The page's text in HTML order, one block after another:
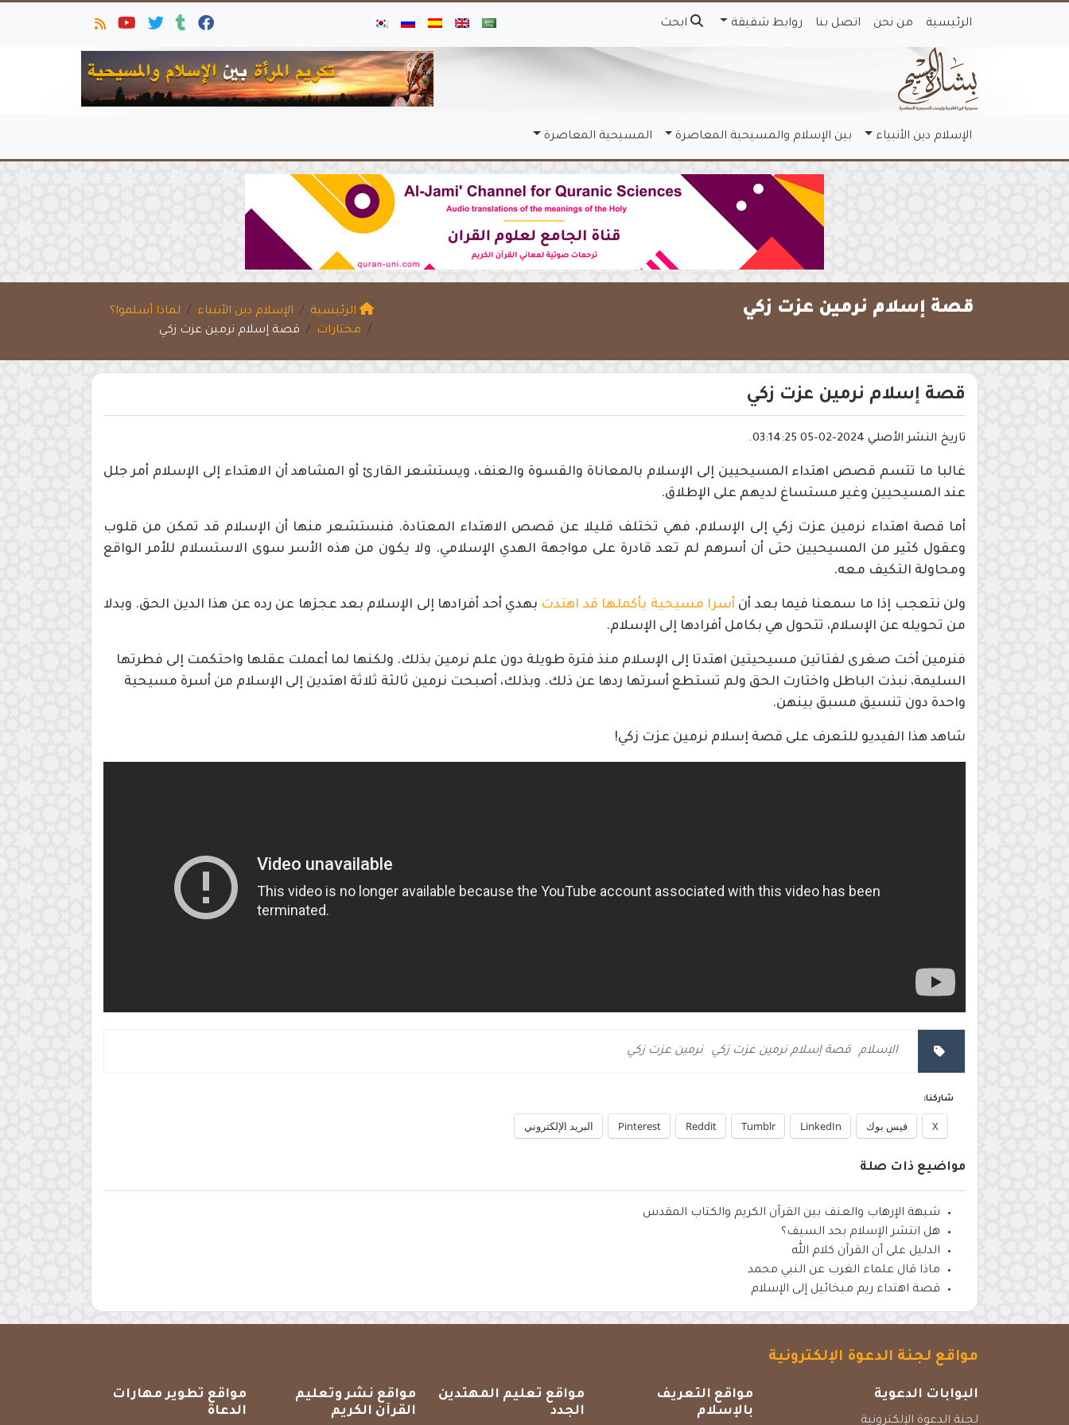
الرئيسية من نحن اتصل بنا روابط شقيقة ابحث
الإسلام دين الأنبياء بين الإسلام والمسيحية المعاصرة المسيحية المعاصرة
قصة إسلام نرمين عزت زكي الرئيسية الإسلام دين الأنبياء
لماذا أسلموا؟
مختارات
قصة إسلام نرمين عزت زكي
قصة إسلام نرمين عزت زكي
تاريخ النشر الأصلي 2024-02-05 03:14:25.
غالبا ما تتسم قصص اهتداء المسيحيين إلى الإسلام بالمعاناة والقسوة والعنف، ويستشعر القارئ أو المشاهد أن الاهتداء إلى الإسلام أمر جلل
عند المسيحيين وغير مستساغ لديهم على الإطلاق.
أما قصة اهتداء نرمين عزت زكي إلى الإسلام، فهي تختلف قليلا عن قصص الاهتداء المعتادة. فنستشعر منها أن الإسلام قد تمكن من قلوب
وعقول كثير من المسيحيين حتى أن أسرهم لم تعد قادرة على مواجهة الهدي الإسلامي. ولا يكون من هذه الأسر سوى الاستسلام للأمر الواقع
ومحاولة التكيف معه.
ولن نتعجب إذا ما سمعنا فيما بعد أن أسرا مسيحية بأكملها قد اهتدت بهدي أحد أفرادها إلى الإسلام بعد عجزها عن رده عن هذا الدين الحق. وبدلا
من تحويله عن الإسلام، تتحول هي بكامل أفرادها إلى الإسلام.
فنرمين أخت صغرى لفتاتين مسيحيتين اهتدتا إلى الإسلام منذ فترة طويلة دون علم نرمين بذلك. ولكنها لما أعملت عقلها واحتكمت إلى فطرتها
السليمة، نبذت الباطل واختارت الحق ولم تستطع أسرتها ردها عن ذلك. وبذلك، أصبحت نرمين ثالثة ثلاثة اهتدين إلى الإسلام من أسرة مسيحية
واحدة دون تنسيق مسبق بينهن.
شاهد هذا الفيديو للتعرف على قصة إسلام نرمين عزت زكي!
الإسلام قصة إسلام نرمين عزت زكي نرمين عزت زكي
شاركنا:
X فيس بوك LinkedIn
Tumblr
Reddit
Pinterest البريد الإلكتروني
مواضيع ذات صلة
شبهة الإرهاب والعنف بين القرآن الكريم والكتاب المقدس
هل انتشر الإسلام بحد السيف؟
الدليل على أن القرآن كلام الله
ماذا قال علماء الغرب عن النبي محمد
قصة اهتداء ريم ميخائيل إلى الإسلام
مواقع لجنة الدعوة الإلكترونية
البوابات الدعوية
لجنة الدعوة الإلكترونية
مواقع التعريف
بالإسلام
مواقع تعليم المهتدين
الجدد
مواقع نشر وتعليم
القرآن الكريم
مواقع تطوير مهارات
الدعاة